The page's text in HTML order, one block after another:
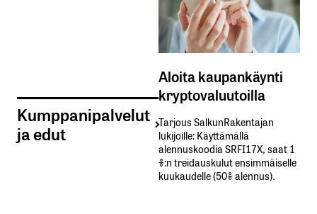
Kumppanipalvelut
ja edut
Aloita kaupankäynti
kryptovaluutoilla
Tarjous SalkunRakentajan
lukijoille: Käyttämällä​ ​
alennuskoodia​ ​SRFI17X,​ ​saat​ ​1
%:n treidauskulut​ ​ensimmäiselle​ ​
kuukaudelle​ ​(50%​ ​alennus).